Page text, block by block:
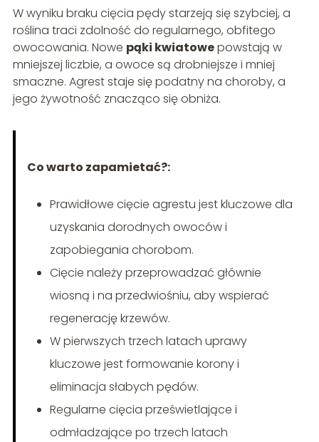
W wyniku braku cięcia pędy starzeją się szybciej, a
roślina traci zdolność do regularnego, obfitego
owocowania. Nowe pąki kwiatowepowstają w
mniejszej liczbie, a owoce są drobniejsze i mniej
smaczne. Agrest staje się podatny na choroby, a
jego żywotność znacząco się obniża.
Co warto zapamietać?:
Prawidłowe cięcie agrestu jest kluczowe dla
uzyskania dorodnych owoców i
zapobiegania chorobom.
Cięcie należy przeprowadzać głównie
wiosną i na przedwiośniu, aby wspierać
regenerację krzewów.
W pierwszych trzech latach uprawy
kluczowe jest formowanie korony i
eliminacja słabych pędów.
Regularne cięcia prześwietlające i
odmładzające po trzech latach